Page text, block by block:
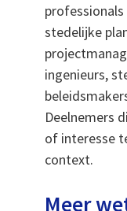
stedelijke
ingenieurs,
Deelnemers
of interesse
context.
Meer